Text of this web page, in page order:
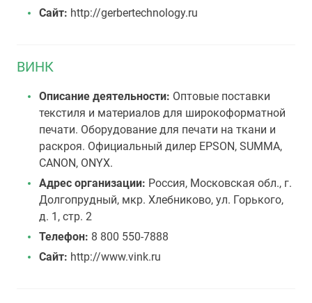
Сайт: http://gerbertechnology.ru
ВИНК
Описание деятельности: Оптовые поставки
текстиля и материалов для широкоформатной
печати. Оборудование для печати на ткани и
раскроя. Официальный дилер EPSON, SUMMA,
CANON, ONYX.
Адрес организации: Россия, Московская обл., г.
Долгопрудный, мкр. Хлебниково, ул. Горького,
д. 1, стр. 2
Телефон: 8 800 550-7888
Сайт: http://www.vink.ru